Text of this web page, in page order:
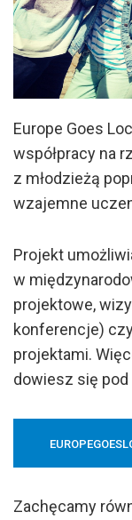
Europe Goes
współpracy na
z młodzieżą
wzajemne
Projekt
w
projektowe,
konferencje)
projektami.
dowiesz się pod
Zachęcamy